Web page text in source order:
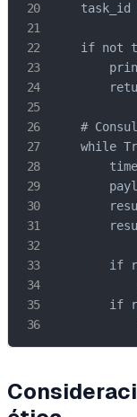
task_id
if not
#
while
if
if